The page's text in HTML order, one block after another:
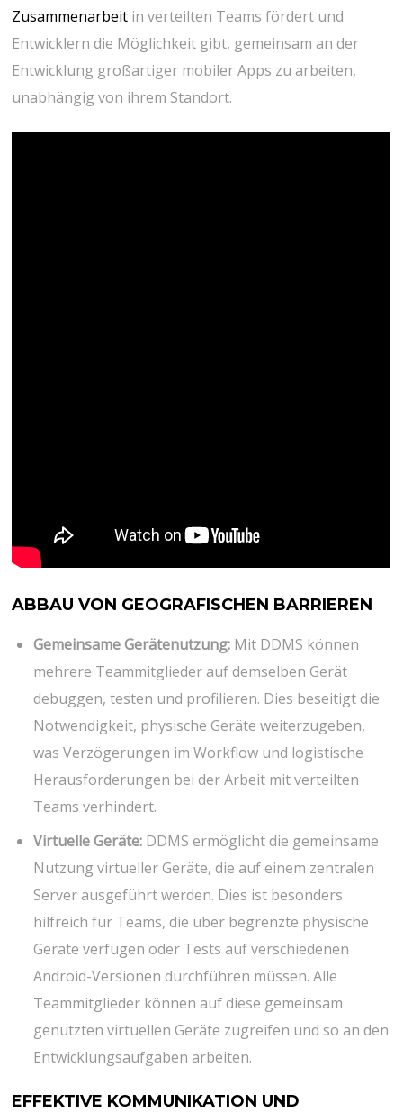
Zusammenarbeit in verteilten Teams fördert und
Entwicklern die Möglichkeit gibt, gemeinsam an der
Entwicklung großartiger mobiler Apps zu arbeiten,
unabhängig von ihrem Standort.
ABBAU VON GEOGRAFISCHEN BARRIEREN
Gemeinsame Gerätenutzung: Mit DDMS können
mehrere Teammitglieder auf demselben Gerät
debuggen, testen und profilieren. Dies beseitigt die
Notwendigkeit, physische Geräte weiterzugeben,
was Verzögerungen im Workflow und logistische
Herausforderungen bei der Arbeit mit verteilten
Teams verhindert.
Virtuelle Geräte: DDMS ermöglicht die gemeinsame
Nutzung virtueller Geräte, die auf einem zentralen
Server ausgeführt werden. Dies ist besonders
hilfreich für Teams, die über begrenzte physische
Geräte verfügen oder Tests auf verschiedenen
Android-Versionen durchführen müssen. Alle
Teammitglieder können auf diese gemeinsam
genutzten virtuellen Geräte zugreifen und so an den
Entwicklungsaufgaben arbeiten.
EFFEKTIVE KOMMUNIKATION UND